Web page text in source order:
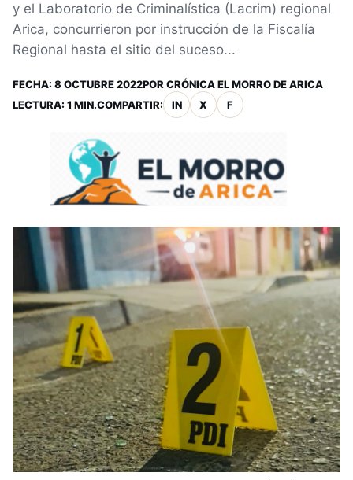
y el Laboratorio de Criminalística (Lacrim) regional
Arica, concurrieron por instrucción de la Fiscalía
Regional hasta el sitio del suceso...
FECHA: 8 OCTUBRE 2022POR CRÓNICA EL MORRO DE ARICA
LECTURA: 1 MIN.COMPARTIR: IN X F